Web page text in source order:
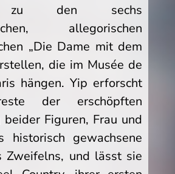
zu den sechs
allegorischen
„Die Dame mit dem
die im Musée de
hängen. Yip erforscht
der erschöpften
Figuren, Frau und
historisch gewachsene
Zweifelns, und lässt sie